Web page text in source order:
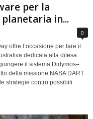
per la
in...
0
offre l’occasione per fare il
dedicata alla difesa
il sistema Didymos–
della missione NASA DART
strategie contro possibili